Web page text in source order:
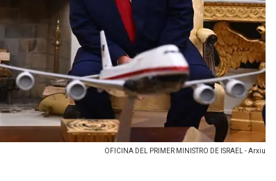
OFICINA DEL PRIMER MINISTRO DE ISRAEL - Arxiu